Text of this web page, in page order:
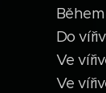
Do
Ve
Ve